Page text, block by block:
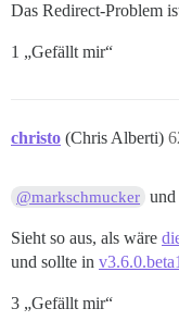
Das Redirect-Problem
1 „Gefällt mir“
christo (Chris Alberti)
@markschmucker und
Sieht so aus, als wäre
und sollte in v3.6.0.beta1
3 „Gefällt mir“